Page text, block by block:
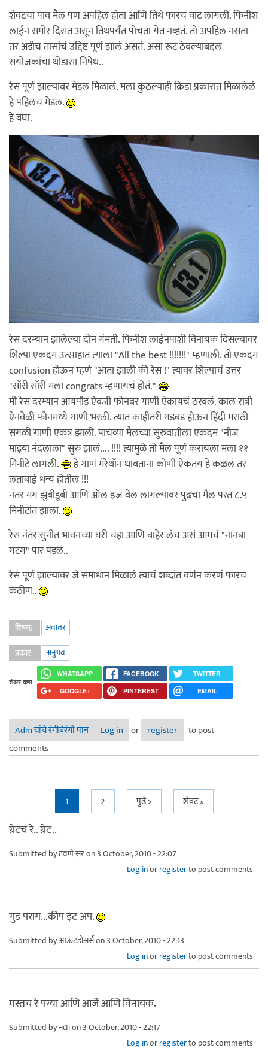
शेवटचा पाव मैल पण अपहिल होता आणि तिथे फारच वाट लागली. फिनीश
लाईन समोर दिसत असून तिथपर्यंत पोचता येत नव्हतं. तो अपहिल नसता
तर अडीच तासांचं उद्दिष्ट पूर्ण झालं असतं. असा रूट ठेवल्याबद्दल
संयोजकांचा थोडासा निषेध..
रेस पूर्ण झाल्यावर मेडल मिळालं. मला कुठल्याही क्रिडा प्रकारात मिळालेलं
हे पहिलच मेडल.
हे बघा.
रेस दरम्यान झालेल्या दोन गंमती. फिनीश लाईनपाशी विनायक दिसल्यावर
शिल्पा एकदम उत्साहात त्याला "All the best !!!!!!!" म्हणाली. तो एकदम
confusion होऊन म्हणे "आता झाली की रेस !" त्यावर शिल्पाचं उत्तर
"सॉरी सॉरी मला congrats म्हणायचं होतं."
मी रेस दरम्यान आयपॉड ऐवजी फोनवर गाणी ऐकायचं ठरवलं. काल रात्री
ऐनवेळी फोनमध्ये गाणी भरली. त्यात काहीतरी गडबड होऊन हिंदी मराठी
सगळी गाणी एकत्र झाली. पाचव्या मैलच्या सुरुवातीला एकदम "नीज
माझ्या नंदलाला" सुरु झालं.... !!!! त्यामुळे तो मैल पूर्ण करायला मला ११
मिनीटे लागली.
हे गाणं मॅरेथॉन धावताना कोणी ऐकतय हे कळलं तर
लताबाई धन्य होतील !!!
नंतर मग झुबीडूबी आणि ऑल इज वेल लागल्यावर पुढचा मैल परत ८.५
मिनीटांत झाला.
रेस नंतर सुनीत भावनच्या घरी चहा आणि बाहेर लंच असं आमचं "नानबा
गटग" पार पडलं..
रेस पूर्ण झाल्यावर जे समाधान मिळालं त्याचं शब्दांत वर्णन करणं फारच
कठीण..
विषय:
अवांतर
प्रकार:
अनुभव
शेअर करा
WHATSAPP FACEBOOK
TWITTER
GOOGLE+
PINTEREST EMAIL
Adm यांचे रंगीबेरंगी पान Log in or register
to post
comments
1 2 पुढे > शेवट »
ग्रेटच रे.. ग्रेट..
Submitted byटवणे सरon 3 October, 2010 - 22:07
Log inorregisterto post comments
गुड पराग...कीप इट अप.
Submitted byआऊटडोअर्सon 3 October, 2010 - 22:13
Log inorregisterto post comments
मस्तच रे पग्या आणि आर्जे आणि विनायक.
Submitted byनंद्याon 3 October, 2010 - 22:17
Log inorregisterto post comments